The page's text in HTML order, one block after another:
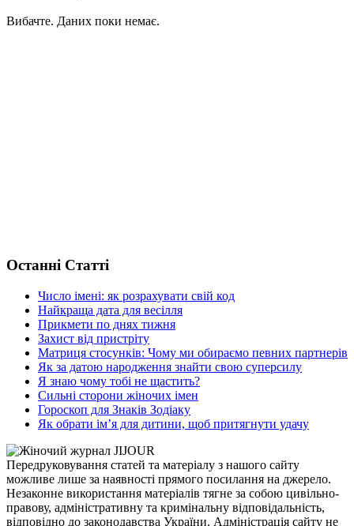
Вибачте. Даних поки немає.
Останні Статті
Число імені: як розрахувати свій код
Найкраща дата для весілля
Прикмети по днях тижня
Захист від пристріту
Матриця стосунків: Чому ми обираємо певних партнерів
Як за датою народження знайти свою суперсилу
Я знаю чому тобі не щастить?
Сильні сторони жіночих імен
Гороскоп для Знаків Зодіаку
Як обрати ім’я для дитини, щоб притягнути удачу
Передруковування статей та матеріалу з нашого сайту
можливе лише за наявності прямого посилання на джерело.
Незаконне використання матеріалів тягне за собою цивільно-
правову, адміністративну та кримінальну відповідальність,
відповідно до законодавства України. Адміністрація сайту не